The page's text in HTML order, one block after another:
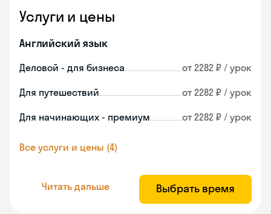
Услуги и цены
Английский язык
Деловой - для бизнеса от 2282 ₽ / урок
Для путешествий от 2282 ₽ / урок
Для начинающих - премиум от 2282 ₽ / урок
Все услуги и цены (4)
Читать дальше Выбрать время